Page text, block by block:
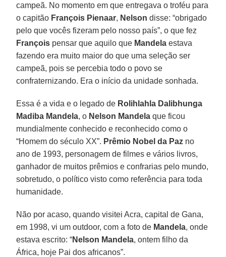
campeã. No momento em que entregava o troféu para
o capitão François Pienaar, Nelson disse: “obrigado
pelo que vocês fizeram pelo nosso país”, o que fez
François pensar que aquilo que Mandela estava
fazendo era muito maior do que uma seleção ser
campeã, pois se percebia todo o povo se
confraternizando. Era o início da unidade sonhada.
Essa é a vida e o legado de Rolihlahla Dalibhunga
Madiba Mandela, o Nelson Mandela que ficou
mundialmente conhecido e reconhecido como o
“Homem do século XX”. Prêmio Nobel da Paz no
ano de 1993, personagem de filmes e vários livros,
ganhador de muitos prêmios e confrarias pelo mundo,
sobretudo, o político visto como referência para toda
humanidade.
Não por acaso, quando visitei Acra, capital de Gana,
em 1998, vi um outdoor, com a foto de Mandela, onde
estava escrito: “Nelson Mandela, ontem filho da
África, hoje Pai dos africanos”.